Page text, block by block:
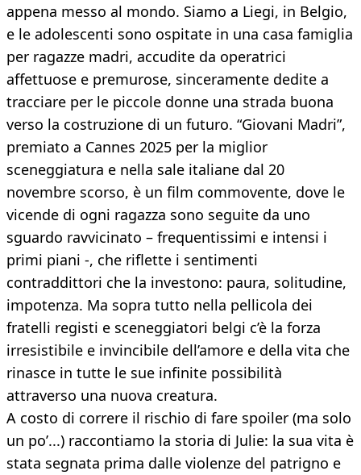
appena messo al mondo. Siamo a Liegi, in Belgio,
e le adolescenti sono ospitate in una casa famiglia
per ragazze madri, accudite da operatrici
affettuose e premurose, sinceramente dedite a
tracciare per le piccole donne una strada buona
verso la costruzione di un futuro. “Giovani Madri”,
premiato a Cannes 2025 per la miglior
sceneggiatura e nella sale italiane dal 20
novembre scorso, è un film commovente, dove le
vicende di ogni ragazza sono seguite da uno
sguardo ravvicinato – frequentissimi e intensi i
primi piani -, che riflette i sentimenti
contraddittori che la investono: paura, solitudine,
impotenza. Ma sopra tutto nella pellicola dei
fratelli registi e sceneggiatori belgi c’è la forza
irresistibile e invincibile dell’amore e della vita che
rinasce in tutte le sue infinite possibilità
attraverso una nuova creatura.
A costo di correre il rischio di fare spoiler (ma solo
un po’...) raccontiamo la storia di Julie: la sua vita è
stata segnata prima dalle violenze del patrigno e